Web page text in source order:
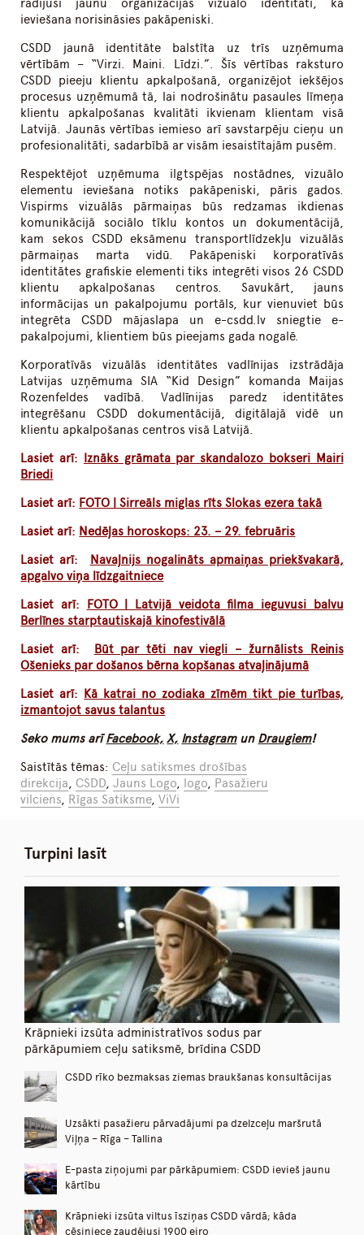
radījusi jaunu organizācijas vizuālo identitāti, kā
ieviešana norisināsies pakāpeniski.
CSDD jaunā identitāte balstīta uz trīs uzņēmuma
vērtībām – “Virzi. Maini. Līdzi.”. Šīs vērtības raksturo
CSDD pieeju klientu apkalpošanā, organizējot iekšējos
procesus uzņēmumā tā, lai nodrošinātu pasaules līmeņa
klientu apkalpošanas kvalitāti ikvienam klientam visā
Latvijā. Jaunās vērtības iemieso arī savstarpēju cieņu un
profesionalitāti, sadarbībā ar visām iesaistītajām pusēm.
Respektējot uzņēmuma ilgtspējas nostādnes, vizuālo
elementu ieviešana notiks pakāpeniski, pāris gados.
Vispirms vizuālās pārmaiņas būs redzamas ikdienas
komunikācijā sociālo tīklu kontos un dokumentācijā,
kam sekos CSDD eksāmenu transportlīdzekļu vizuālās
pārmaiņas marta vidū. Pakāpeniski korporatīvās
identitātes grafiskie elementi tiks integrēti visos 26 CSDD
klientu apkalpošanas centros. Savukārt, jauns
informācijas un pakalpojumu portāls, kur vienuviet būs
integrēta CSDD mājaslapa un e-csdd.lv sniegtie e-
pakalpojumi, klientiem būs pieejams gada nogalē.
Korporatīvās vizuālās identitātes vadlīnijas izstrādāja
Latvijas uzņēmuma SIA “Kid Design” komanda Maijas
Rozenfeldes vadībā. Vadlīnijas paredz identitātes
integrēšanu CSDD dokumentācijā, digitālajā vidē un
klientu apkalpošanas centros visā Latvijā.
Lasiet arī:
Iznāks grāmata par skandalozo bokseri Mairi
Briedi
Lasiet arī: FOTO | Sirreāls miglas rīts Slokas ezera takā
Lasiet arī: Nedēļas horoskops: 23. – 29. februāris
Lasiet arī:
Navaļnijs nogalināts apmaiņas priekšvakarā,
apgalvo viņa līdzgaitniece
Lasiet arī:
FOTO | Latvijā veidota filma ieguvusi balvu
Berlīnes starptautiskajā kinofestivālā
Lasiet arī:
Būt par tēti nav viegli – žurnālists Reinis
Ošenieks par došanos bērna kopšanas atvaļinājumā
Lasiet arī:
Kā katrai no zodiaka zīmēm tikt pie turības,
izmantojot savus talantus
Seko mums arīFacebook, X, Instagramun Draugiem!
Saistītās tēmas: Ceļu satiksmes drošības
direkcija, CSDD,Jauns Logo, logo, Pasažieru
vilciens, Rīgas Satiksme,ViVi
Turpini lasīt
Krāpnieki izsūta administratīvos sodus par
pārkāpumiem ceļu satiksmē, brīdina CSDD
CSDD rīko bezmaksas ziemas braukšanas konsultācijas
Uzsākti pasažieru pārvadājumi pa dzelzceļu maršrutā
Viļņa – Rīga – Tallina
E-pasta ziņojumi par pārkāpumiem: CSDD ievieš jaunu
kārtību
Krāpnieki izsūta viltus īsziņas CSDD vārdā; kāda
cēsiniece zaudējusi 1900 eiro